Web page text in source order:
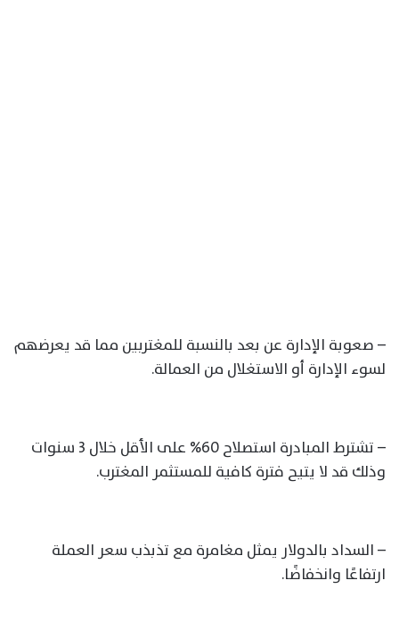
– صعوبة الإدارة عن بعد بالنسبة للمغتربين مما قد يعرضهم
لسوء الإدارة أو الاستغلال من العمالة.
– تشترط المبادرة استصلاح 60% على الأقل خلال 3 سنوات
وذلك قد لا يتيح فترة كافية للمستثمر المغترب.
– السداد بالدولار يمثل مغامرة مع تذبذب سعر العملة
ارتفاعًا وانخفاضًا.